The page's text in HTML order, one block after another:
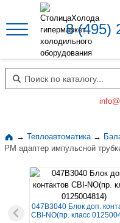
8 (495)
Поиск по каталогу
→ Теплоавтоматика →
PM адаптер импульсной
047B3040 Блок доп.
CBI-NO(пр. класс